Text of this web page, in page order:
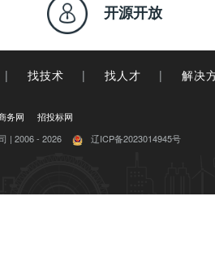
开源开放
| 找技术 | 找人才 |
解决
务网
招投标网
| 2006 - 2026
辽ICP备2023014945号